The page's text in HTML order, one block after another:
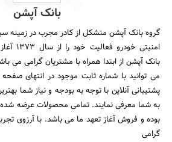
بانک آپشن
گروه بانک آپشن متشکل از کادر مجرب در زمینه
امنیتی
بانک آپشن از ابتدا همراه با مشتریان گرامی می
می توانید با شماره ثابت موجود در انتهای
پشتیبانی آنلاین با توجه به بودجه و نیاز شما
به شما معرفی نمایند. تمامی محصولات عرضه
بوده و فروش آغاز تعهد ما می باشد. با آرزوی
گرامی